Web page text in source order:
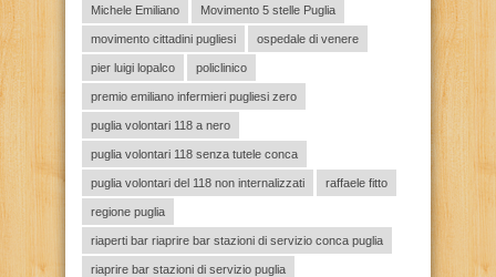
Michele Emiliano Movimento 5 stelle Puglia
movimento cittadini pugliesi ospedale di venere
pier luigi lopalco policlinico
premio emiliano infermieri pugliesi zero
puglia volontari 118 a nero
puglia volontari 118 senza tutele conca
puglia volontari del 118 non internalizzati raffaele fitto
regione puglia
riaperti bar riaprire bar stazioni di servizio conca puglia
riaprire bar stazioni di servizio puglia